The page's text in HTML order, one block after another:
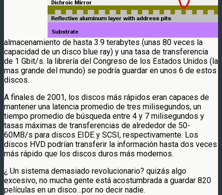
almacenamiento de hasta 3.9 terabytes (unas 80 veces la
capacidad de un disco blue ray) y una tasa de transferencia
de 1 Gbit/s. la librería del Congreso de los Estados Unidos (la
mas grande del mundo) se podría guardar en unos 6 de estos
discos.
A finales de 2001, los discos más rápidos eran capaces de
mantener una latencia promedio de tres milisegundos, un
tiempo promedio de búsqueda entre 4 y 7 milisegundos y
tasas máximas de transferencias de alrededor de 50-
60MB/s para discos EIDE y SCSI, respectivamente. Los
discos HVD podrían transferir la información hasta dos veces
más rápido que los discos duros más modernos.
¿ Un sistema demasiado revolucionario? quizás algo
excesivo, no mucha gente está acostumbrada a guardar 820
películas en un disco…por no decir nadie.